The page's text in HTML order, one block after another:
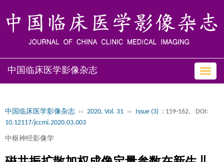
中国临床医学影像杂志
中国临床医学影像杂志 ›› 2020, Vol. 31 ›› Issue (3) : 159-162.
DOI:
10.12117/jccmi.2020.03.003
中枢神经影像学